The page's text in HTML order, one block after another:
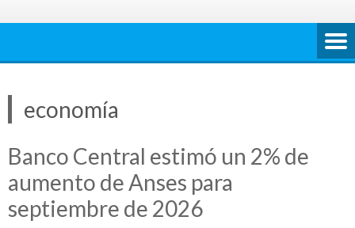
economía
Banco Central estimó un 2% de
aumento de Anses para
septiembre de 2026